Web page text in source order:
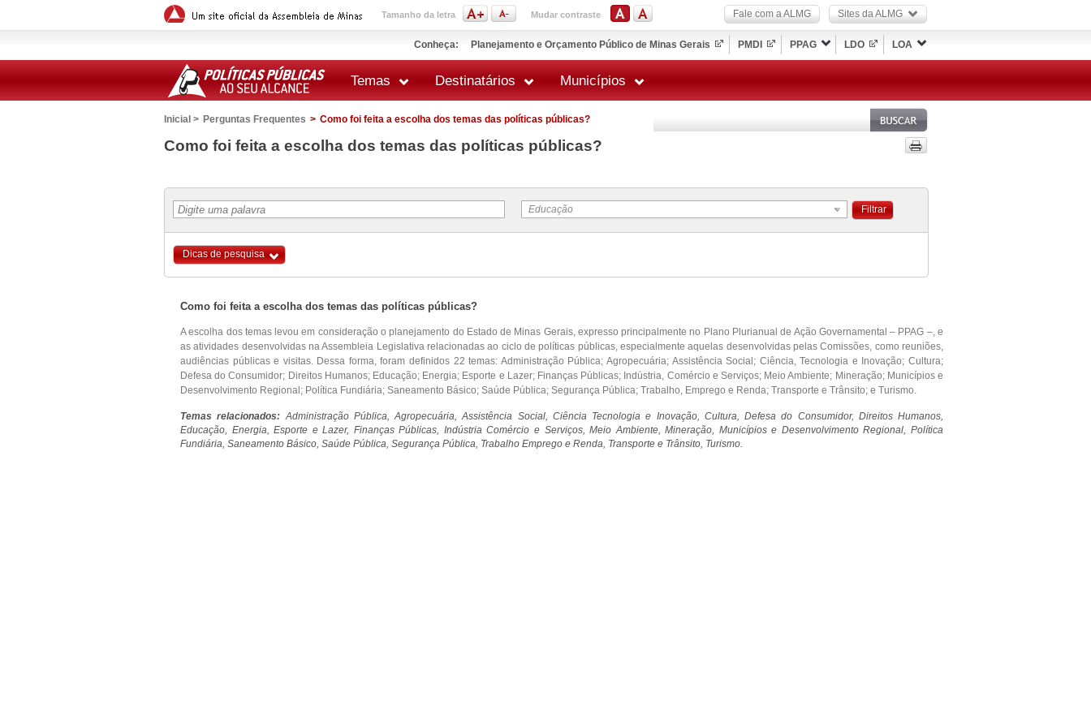
Tamanho da letra Mudar contraste Fale com a ALMG Sites da ALMG
Planejamento e Orçamento Público de Minas Gerais PMDI PPAG LDO LOA
Conheça:
Temas Destinatários Municípios
Inicial > Perguntas Frequentes > Como foi feita a escolha dos temas das políticas públicas?
Como foi feita a escolha dos temas das políticas públicas?
Versão para impressão
Educação Filtrar
Dicas de pesquisa
Como foi feita a escolha dos temas das políticas públicas?
A escolha dos temas levou em consideração o planejamento do Estado de Minas Gerais, expresso principalmente no Plano Plurianual de Ação Governamental – PPAG –, e
as atividades desenvolvidas na Assembleia Legislativa relacionadas ao ciclo de políticas públicas, especialmente aquelas desenvolvidas pelas Comissões, como reuniões,
audiências públicas e visitas. Dessa forma, foram definidos 22 temas: Administração Pública; Agropecuária; Assistência Social; Ciência, Tecnologia e Inovação; Cultura;
Defesa do Consumidor; Direitos Humanos; Educação; Energia; Esporte e Lazer; Finanças Públicas; Indústria, Comércio e Serviços; Meio Ambiente; Mineração; Municípios e
Desenvolvimento Regional; Política Fundiária; Saneamento Básico; Saúde Pública; Segurança Pública; Trabalho, Emprego e Renda; Transporte e Trânsito; e Turismo.
Temas relacionados:Administração Pública, Agropecuária, Assistência Social, Ciência Tecnologia e Inovação, Cultura, Defesa do Consumidor, Direitos Humanos,
Educação, Energia, Esporte e Lazer, Finanças Públicas, Indústria Comércio e Serviços, Meio Ambiente, Mineração, Municípios e Desenvolvimento Regional, Política
Fundiária, Saneamento Básico, Saúde Pública, Segurança Pública, Trabalho Emprego e Renda, Transporte e Trânsito, Turismo.